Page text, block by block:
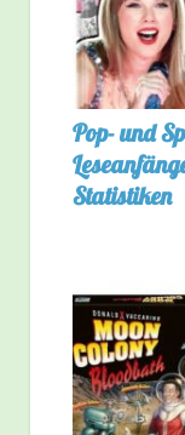
Pop- und
Statistiken